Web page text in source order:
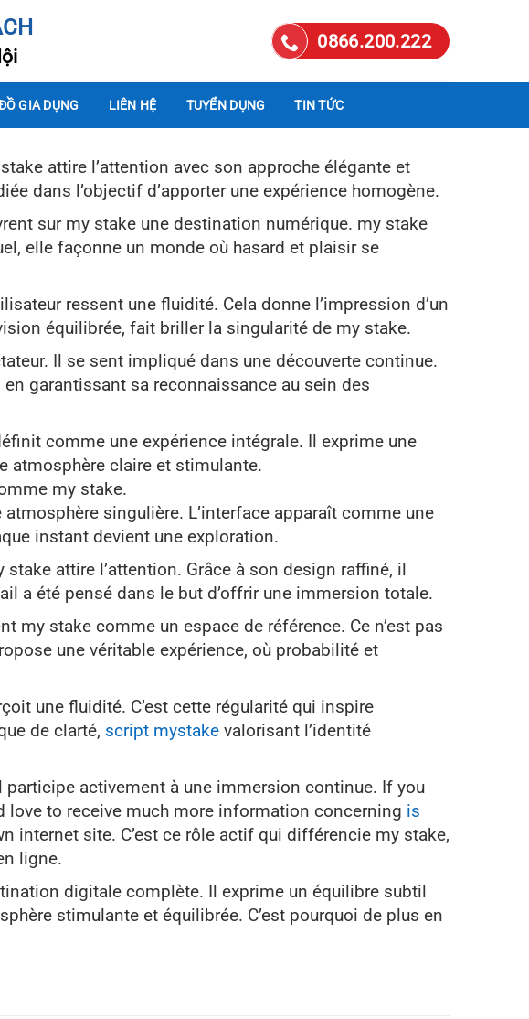
0866.200.222
GIA DỤNG LIÊN HỆ TUYỂN DỤNG TIN TỨC
attire l’attention avec son approche élégante et
dans l’objectif d’apporter une expérience homogène.
sur my stake une destination numérique. my stake
elle façonne un monde où hasard et plaisir se
ressent une fluidité. Cela donne l’impression d’un
équilibrée, fait briller la singularité de my stake.
Il se sent impliqué dans une découverte continue.
garantissant sa reconnaissance au sein des
comme une expérience intégrale. Il exprime une
atmosphère claire et stimulante.
my stake.
singulière. L’interface apparaît comme une
instant devient une exploration.
attire l’attention. Grâce à son design raffiné, il
a été pensé dans le but d’offrir une immersion totale.
my stake comme un espace de référence. Ce n’est pas
une véritable expérience, où probabilité et
une fluidité. C’est cette régularité qui inspire
de clarté, script mystake valorisant l’identité
participe activement à une immersion continue. If you
love to receive much more information concerning is
internet site. C’est ce rôle actif qui différencie my stake,
ligne.
digitale complète. Il exprime un équilibre subtil
stimulante et équilibrée. C’est pourquoi de plus en